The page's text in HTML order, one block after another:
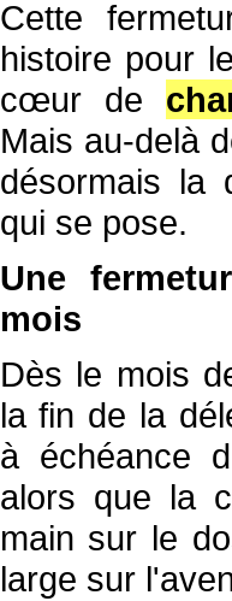
Cette
histoire pour
cœur de
Mais au-delà
désormais la
qui se pose.
Une
mois
Dès le mois
la fin de la
à échéance
alors que la
main sur le
large sur